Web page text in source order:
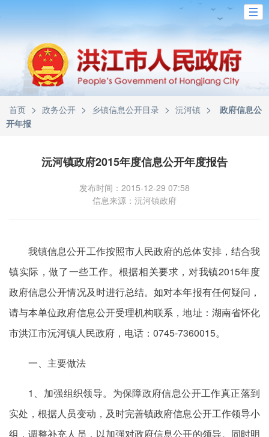
首页 > 政务公开 > 乡镇信息公开目录 > 沅河镇 >
政府信息公
开年报
沅河镇政府2015年度信息公开年度报告
发布时间：2015-12-29 07:58
信息来源：沅河镇政府
我镇信息公开工作按照市人民政府的总体安排，结合我
镇实际，做了一些工作。根据相关要求，对我镇2015年度
政府信息公开情况及时进行总结。如对本年报有任何疑问，
请与本单位政府信息公开受理机构联系，地址：湖南省怀化
市洪江市沅河镇人民政府，电话：0745-7360015。
一、主要做法
1、加强组织领导。为保障政府信息公开工作真正落到
实处，根据人员变动，及时完善镇政府信息公开工作领导小
组，调整补充人员，以加强对政府信息公开的领导。同时明